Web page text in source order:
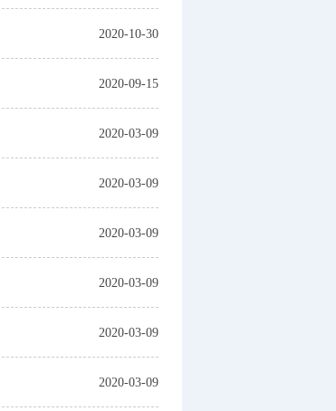
2020-10-30
2020-09-15
2020-03-09
2020-03-09
2020-03-09
2020-03-09
2020-03-09
2020-03-09